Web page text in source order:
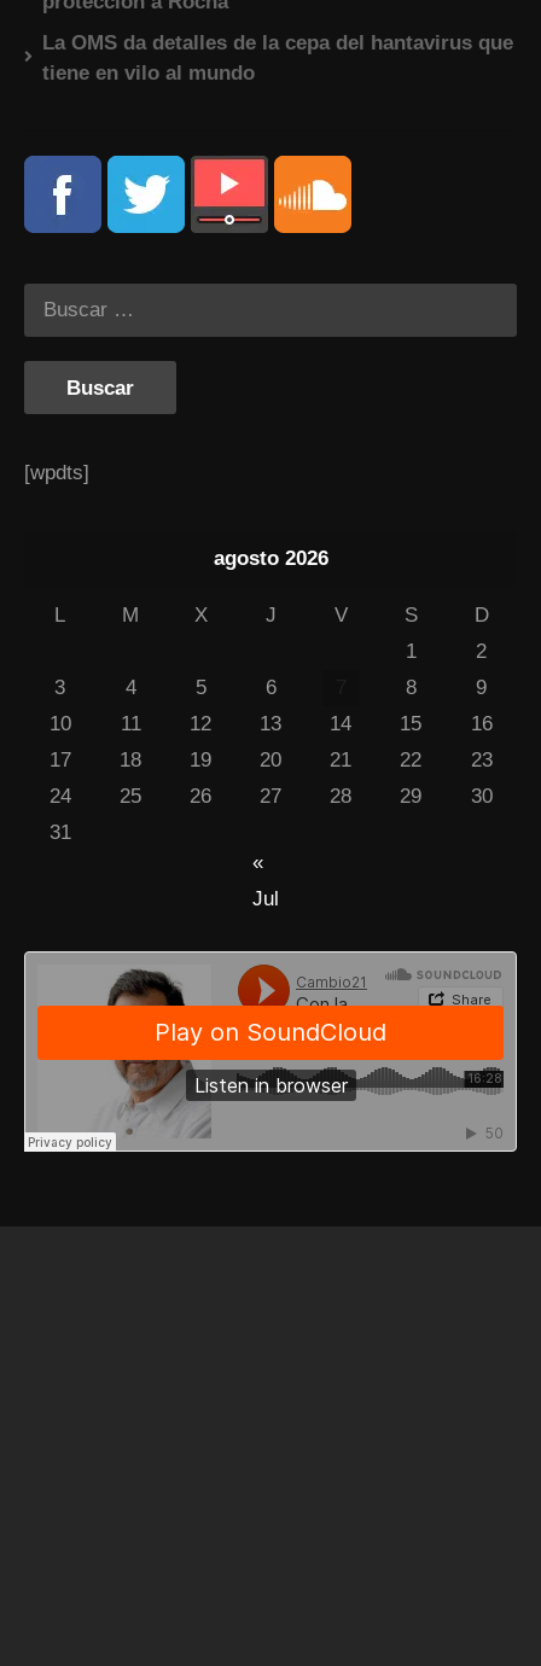
La OMS da detalles de la cepa del hantavirus que
tiene en vilo al mundo
[wpdts]
agosto 2026
L M X J V S
D
1
2
3
4 5 6 8
9
10
11 12 13 14 15
16
17
18 19 20 21 22
23
24
25 26 27 28 29
30
31
«
Jul